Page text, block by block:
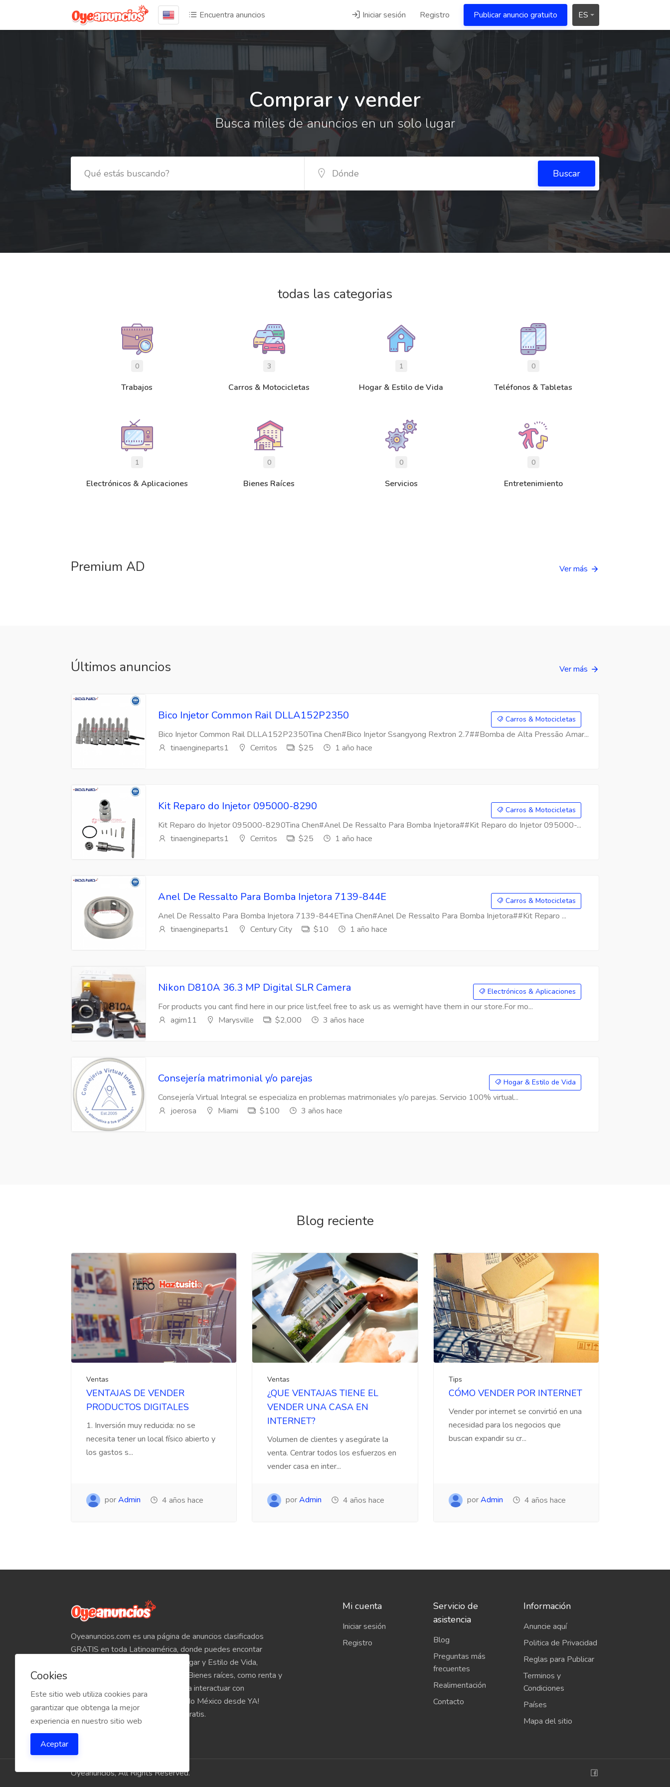
Encuentra anuncios Iniciar sesión Registro Publicar anuncio gratuito ES
Comprar y vender
Busca miles de anuncios en un solo lugar
Buscar
todas las categorias
0
Trabajos
3
Carros & Motocicletas
1
Hogar & Estilo de Vida
0
Teléfonos & Tabletas
1
Electrónicos & Aplicaciones
0
Bienes Raíces
0
Servicios
0
Entretenimiento
Premium AD Ver más
Últimos anuncios Ver más
Bico Injetor Common Rail DLLA152P2350 Carros & Motocicletas
Bico Injetor Common Rail DLLA152P2350Tina Chen#Bico Injetor Ssangyong Rextron 2.7##Bomba de Alta Pressão Amar...
tinaengineparts1
Cerritos $25 1 año hace
Kit Reparo do Injetor 095000-8290 Carros & Motocicletas
Kit Reparo do Injetor 095000-8290Tina Chen#Anel De Ressalto Para Bomba Injetora##Kit Reparo do Injetor 095000-...
tinaengineparts1
Cerritos $25 1 año hace
Anel De Ressalto Para Bomba Injetora 7139-844E Carros & Motocicletas
Anel De Ressalto Para Bomba Injetora 7139-844ETina Chen#Anel De Ressalto Para Bomba Injetora##Kit Reparo ...
tinaengineparts1
Century City $10 1 año hace
Nikon D810A 36.3 MP Digital SLR Camera Electrónicos & Aplicaciones
For products you cant find here in our price list,feel free to ask us as wemight have them in our store.For mo...
agim11
Marysville $2,000 3 años hace
Consejería matrimonial y/o parejas Hogar & Estilo de Vida
Consejería Virtual Integral se especializa en problemas matrimoniales y/o parejas. Servicio 100% virtual...
joerosa
Miami $100 3 años hace
Blog reciente
Ventas
VENTAJAS DE VENDER
PRODUCTOS DIGITALES
1. Inversión muy reducida: no se
necesita tener un local físico abierto y
los gastos s...
porAdmin 4 años hace
Ventas
¿QUE VENTAJAS TIENE EL
VENDER UNA CASA EN
INTERNET?
Volumen de clientes y asegúrate la
venta. Centrar todos los esfuerzos en
vender casa en inter...
porAdmin 4 años hace
Tips
CÓMO VENDER POR INTERNET
Vender por internet se convirtió en una
necesidad para los negocios que
buscan expandir su cr...
porAdmin 4 años hace
Oyeanuncios.com es una página de anuncios clasificados
GRATIS en toda Latinoamérica, donde puedes encontar
Empleos, Autos, Motocicletas, Hogar y Estilo de Vida,
Teléfonos, Tabletas, Electrónicos, Bienes raíces, como renta y
venta de inmuebles, etc. Empieza a interactuar con
compradores y vendedores de todo México desde YA!
Oyeanuncios.com es totalmente Gratis.
Mi cuenta
Iniciar sesión
Registro
Servicio de
asistencia
Blog
Preguntas más
frecuentes
Realimentación
Contacto
Información
Anuncie aquí
Politica de Privacidad
Reglas para Publicar
Terminos y
Condiciones
Países
Mapa del sitio
Oyeanuncios, All Rights Reserved.
Cookies
Este sitio web utiliza cookies para
garantizar que obtenga la mejor
experiencia en nuestro sitio web
Aceptar